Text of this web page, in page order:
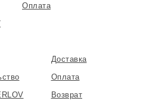
Оплата
Доставка
Оплата
Возврат